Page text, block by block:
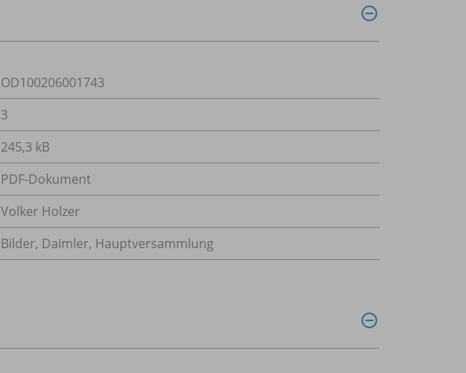
OD100206001743
3
245,3 kB
PDF-Dokument
Volker Holzer
Bilder, Daimler, Hauptversammlung